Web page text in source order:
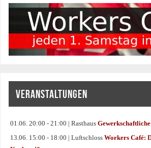
VERANSTALTUNGEN
01.06. 20:00 - 21:00 | Rasthaus
13.06. 15:00 - 18:00 | LuftschlossWorkers Café: